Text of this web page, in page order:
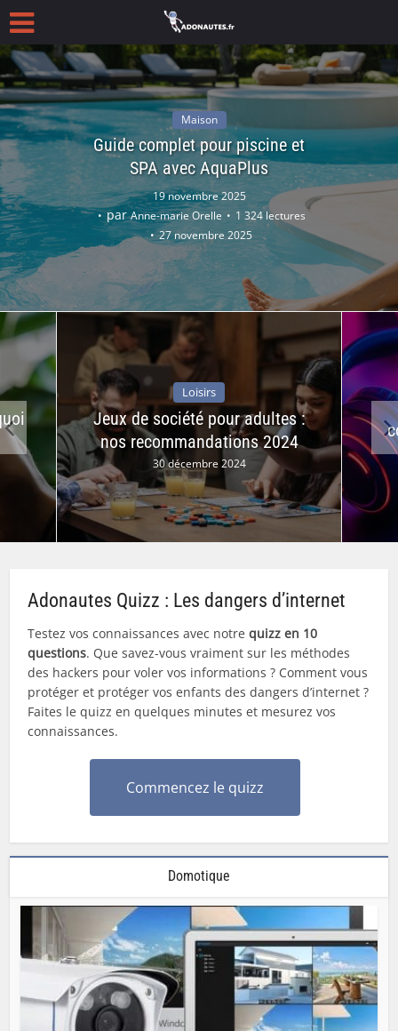
Maison
Guide complet pour piscine et
SPA avec AquaPlus
19 novembre 2025
parAnne-marie Orelle
1 324 lectures
27 novembre 2025
Loisirs
Jeux de société pour adultes :
nos recommandations 2024
30 décembre 2024
Adonautes Quizz : Les dangers d’internet
Testez vos connaissances avec notrequizz en 10
questions. Que savez-vous vraiment sur les méthodes
des hackers pour voler vos informations ? Comment vous
protéger et protéger vos enfants des dangers d’internet ?
Faites le quizz en quelques minutes et mesurez vos
connaissances.
Commencez le quizz
Domotique